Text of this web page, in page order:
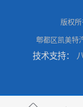
版权所
郫都区凯美特
技术支持：